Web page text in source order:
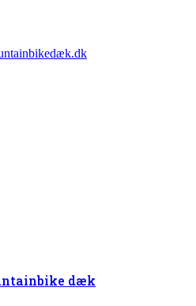
dæk